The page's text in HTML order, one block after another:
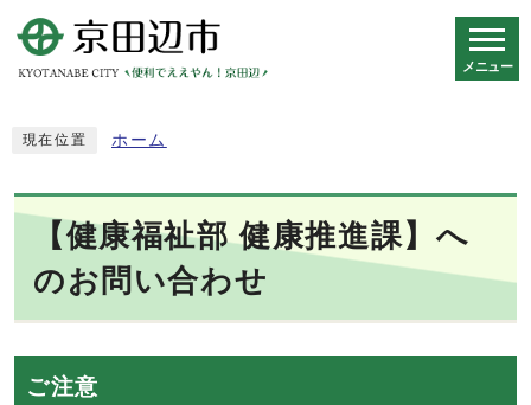
メニュー
現在位置 ホーム
【健康福祉部 健康推進課】へ
のお問い合わせ
ご注意